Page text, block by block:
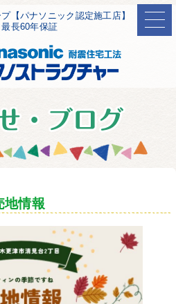
【パナソニック認定施工店】
長60年保証
地情報